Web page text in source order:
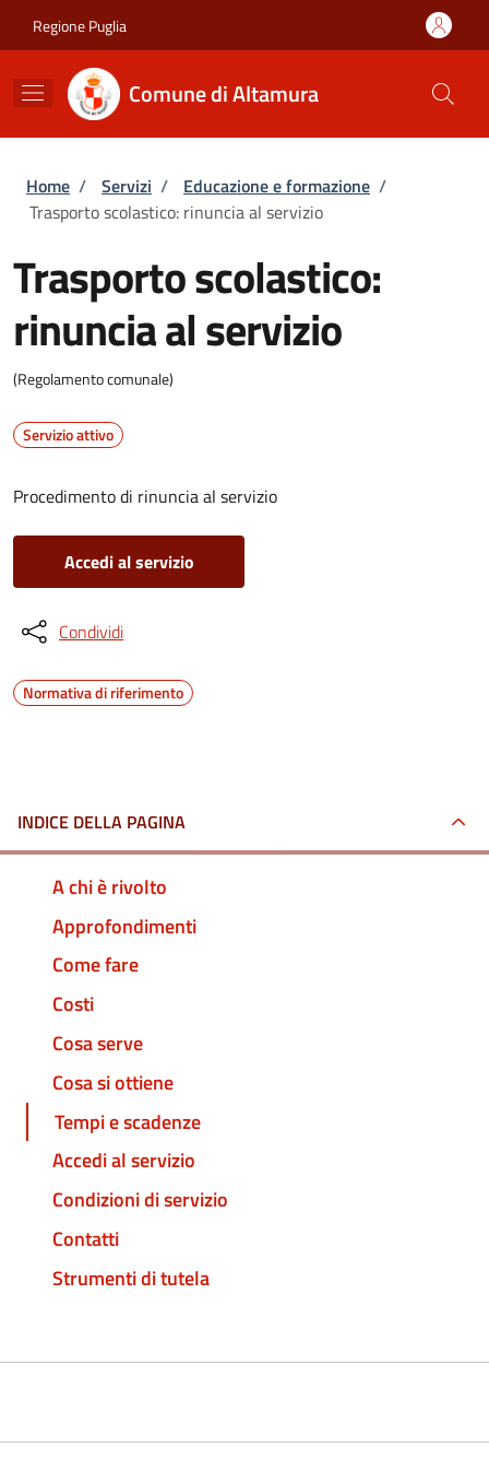
Regione Puglia
Comune di Altamura
Briciole di pane
Home / Servizi / Educazione e formazione /
Trasporto scolastico: rinuncia al servizio
Trasporto scolastico:
rinuncia al servizio
(Regolamento comunale)
Servizio attivo
Procedimento di rinuncia al servizio
Accedi al servizio
Condividi
Normativa di riferimento
INDICE DELLA PAGINA
A chi è rivolto
Approfondimenti
Come fare
Costi
Cosa serve
Cosa si ottiene
Tempi e scadenze
Accedi al servizio
Condizioni di servizio
Contatti
Strumenti di tutela